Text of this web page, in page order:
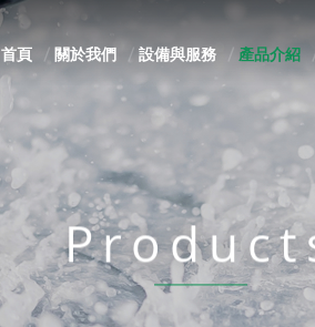
首頁 關於我們 設備與服務 產品介紹